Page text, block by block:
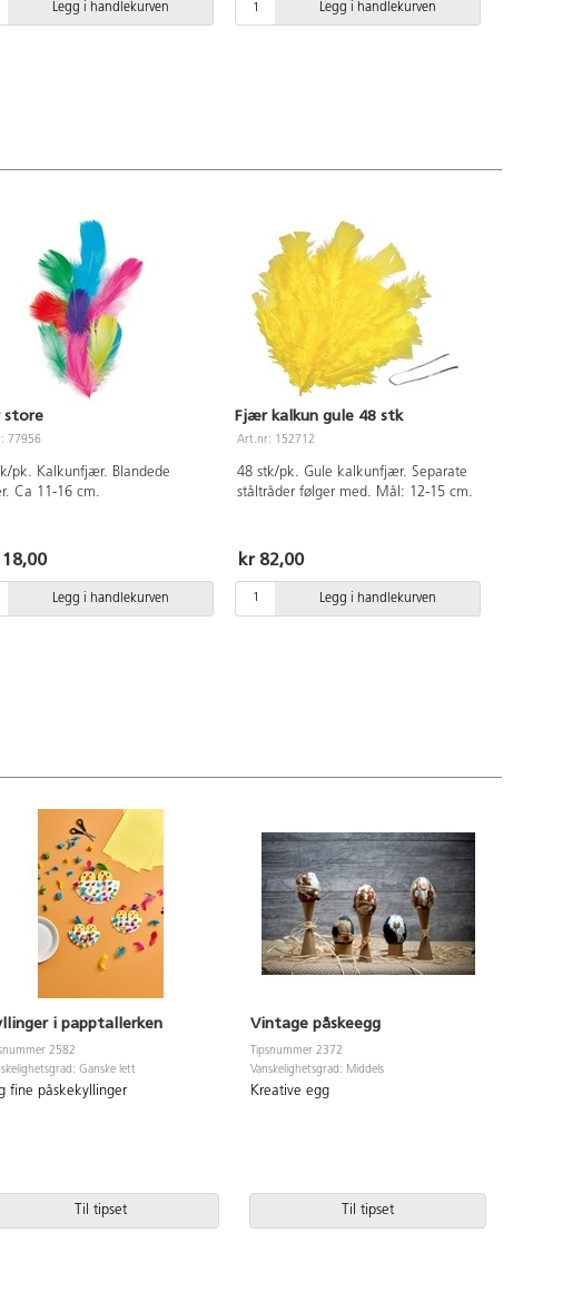
Legg i handlekurven Legg i handlekurven
77956
pk. Kalkunfjær. Blandede
Ca 11-16 cm.
Legg i handlekurven
Fjær kalkun gule 48 stk
Art.nr: 152712
48 stk/pk. Gule kalkunfjær. Separate
ståltråder følger med. Mål: 12-15 cm.
kr 82,00
Legg i handlekurven
i papptallerken
2582
Ganske lett
fine påskekyllinger
Til tipset
Vintage påskeegg
Tipsnummer 2372
Vanskelighetsgrad: Middels
Kreative egg
Til tipset